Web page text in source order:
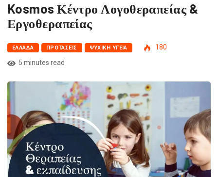
Kosmos Κέντρο Λογοθεραπείας &
Εργοθεραπείας
ΕΛΛΆΔΑ ΠΡΟΤΆΣΕΙΣ ΨΥΧΙΚΉ ΥΓΕΊΑ
180
5 minutes read